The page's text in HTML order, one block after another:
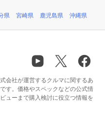
県 宮崎県 鹿児島県 沖縄県
会社が運営するクルマに関するあ
す。価格やスペックなどの公式情
ューまで購入検討に役立つ情報を